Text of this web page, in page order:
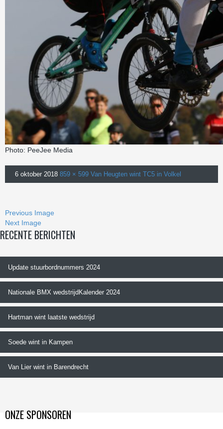
Photo: PeeJee Media
6 oktober 2018 859 × 599 Van Heugten wint TC5 in Volkel
Previous Image
Next Image
RECENTE BERICHTEN
Update stuurbordnummers 2024
Nationale BMX wedstrijdKalender 2024
Hartman wint laatste wedstrijd
Soede wint in Kampen
Van Lier wint in Barendrecht
ONZE SPONSOREN